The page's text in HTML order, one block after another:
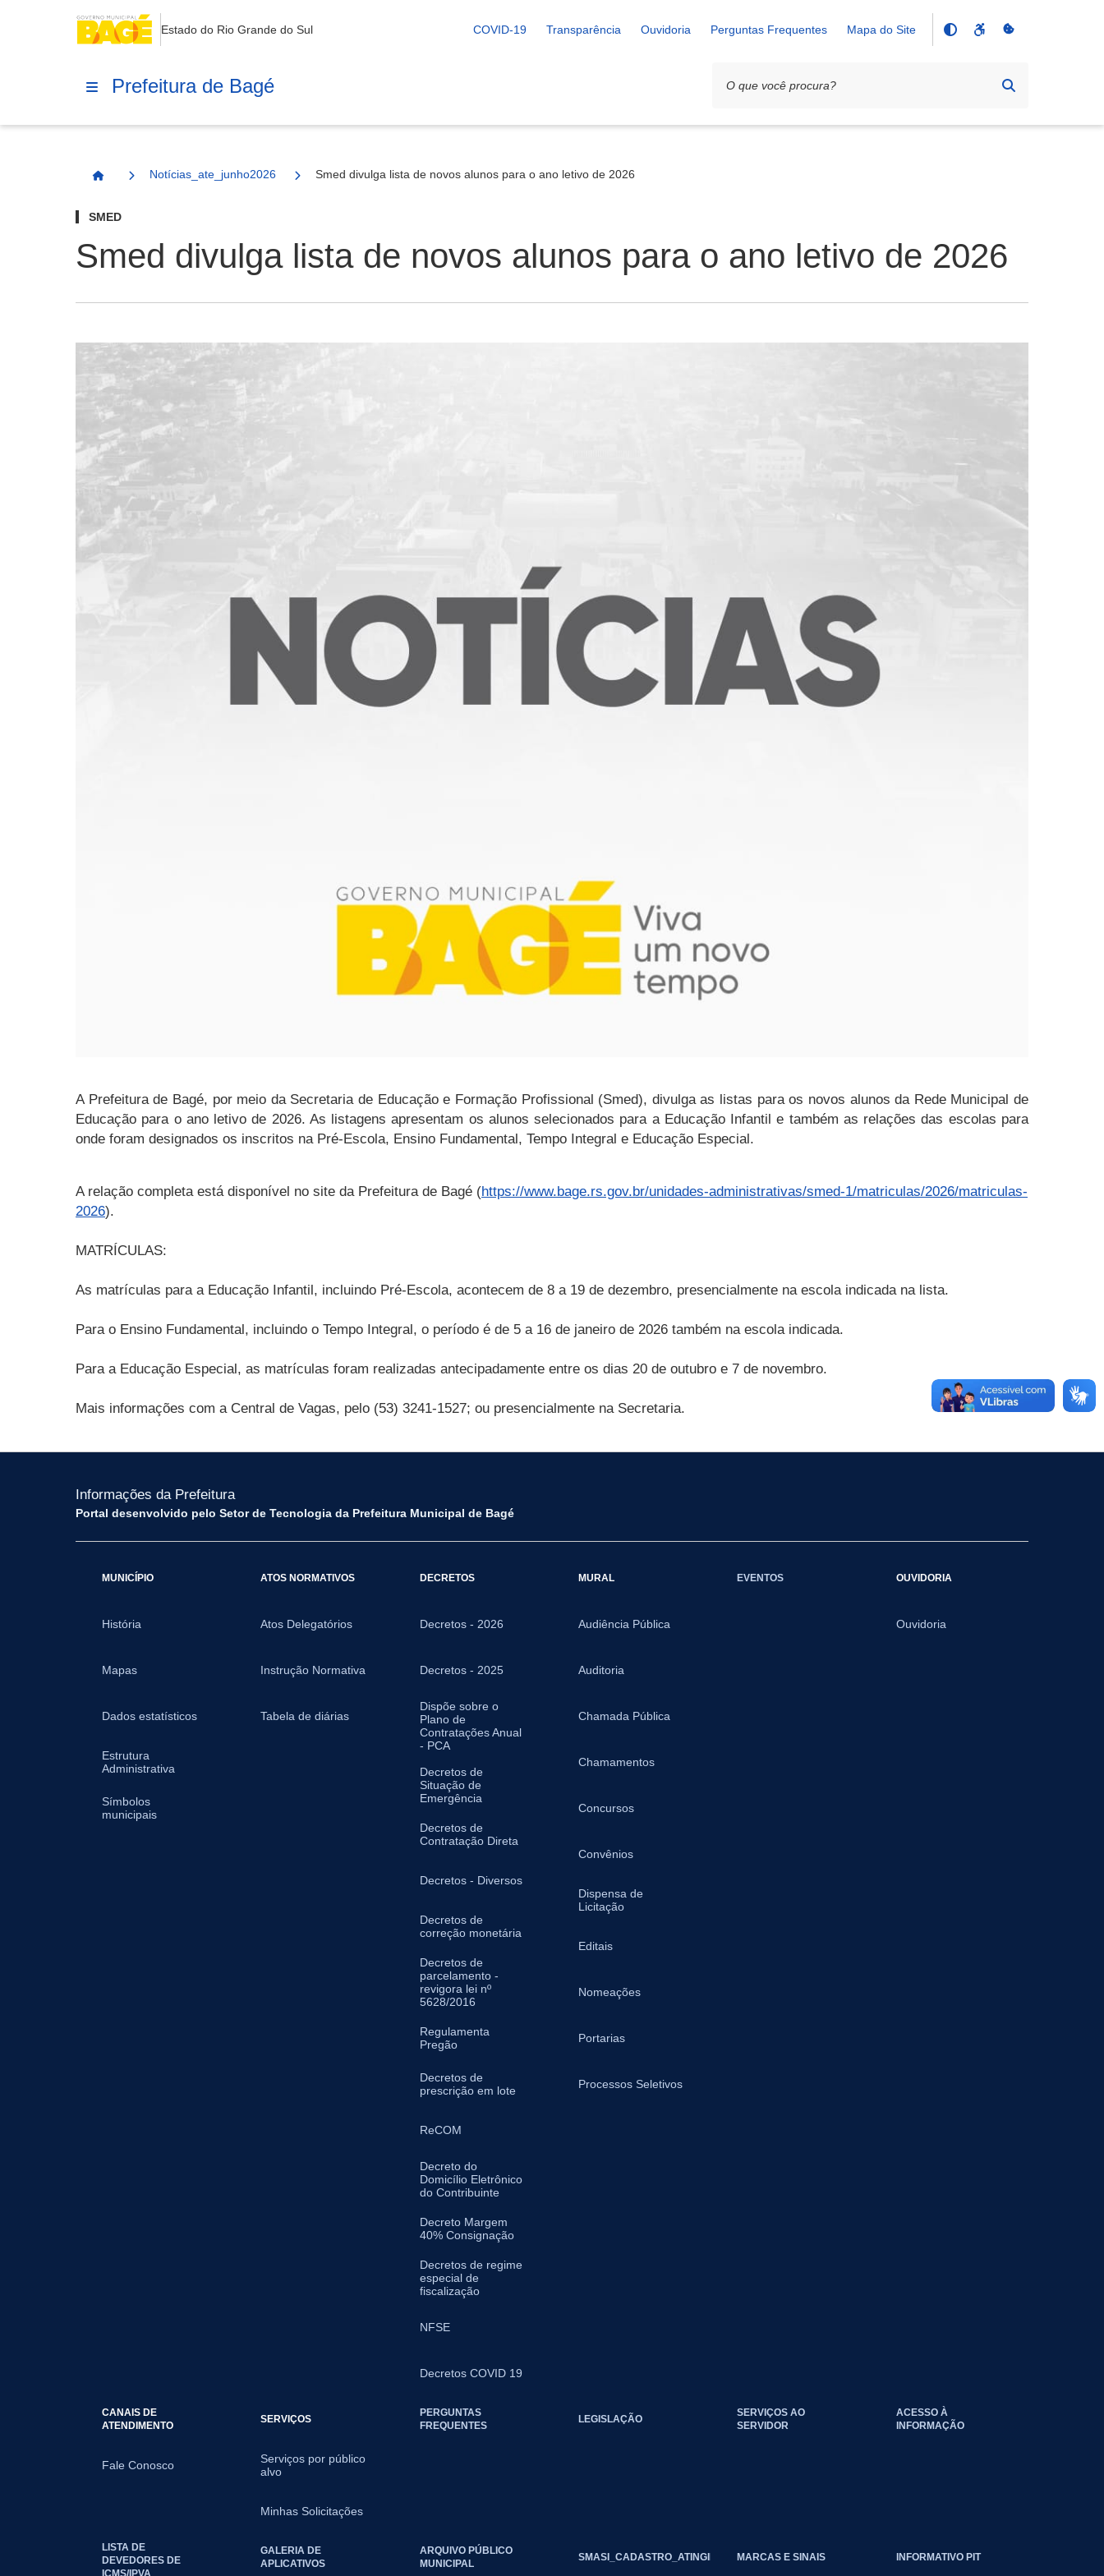
Estado do Rio Grande do Sul COVID-19 Transparência Ouvidoria Perguntas Frequentes Mapa do Site
Prefeitura de Bagé
Página Inicial
Notícias_ate_junho2026 Smed divulga lista de novos alunos para o ano letivo de 2026
SMED
Smed divulga lista de novos alunos para o ano letivo de 2026
A Prefeitura de Bagé, por meio da Secretaria de Educação e Formação Profissional (Smed), divulga as listas para os novos alunos da Rede Municipal de
Educação para o ano letivo de 2026. As listagens apresentam os alunos selecionados para a Educação Infantil e também as relações das escolas para
onde foram designados os inscritos na Pré-Escola, Ensino Fundamental, Tempo Integral e Educação Especial.
A relação completa está disponível no site da Prefeitura de Bagé (https://www.bage.rs.gov.br/unidades-administrativas/smed-1/matriculas/2026/matriculas-
2026).
MATRÍCULAS:
As matrículas para a Educação Infantil, incluindo Pré-Escola, acontecem de 8 a 19 de dezembro, presencialmente na escola indicada na lista.
Para o Ensino Fundamental, incluindo o Tempo Integral, o período é de 5 a 16 de janeiro de 2026 também na escola indicada.
Para a Educação Especial, as matrículas foram realizadas antecipadamente entre os dias 20 de outubro e 7 de novembro.
Mais informações com a Central de Vagas, pelo (53) 3241-1527; ou presencialmente na Secretaria.
Informações da Prefeitura
Portal desenvolvido pelo Setor de Tecnologia da Prefeitura Municipal de Bagé
MUNICÍPIO
História
Mapas
Dados estatísticos
Estrutura
Administrativa
Símbolos
municipais
ATOS NORMATIVOS
Atos Delegatórios
Instrução Normativa
Tabela de diárias
DECRETOS
Decretos - 2026
Decretos - 2025
Dispõe sobre o
Plano de
Contratações Anual
- PCA
Decretos de
Situação de
Emergência
Decretos de
Contratação Direta
Decretos - Diversos
Decretos de
correção monetária
Decretos de
parcelamento -
revigora lei nº
5628/2016
Regulamenta
Pregão
Decretos de
prescrição em lote
ReCOM
Decreto do
Domicílio Eletrônico
do Contribuinte
Decreto Margem
40% Consignação
Decretos de regime
especial de
fiscalização
NFSE
Decretos COVID 19
MURAL
Audiência Pública
Auditoria
Chamada Pública
Chamamentos
Concursos
Convênios
Dispensa de
Licitação
Editais
Nomeações
Portarias
Processos Seletivos
EVENTOS OUVIDORIA
Ouvidoria
CANAIS DE
ATENDIMENTO
Fale Conosco
SERVIÇOS
Serviços por público
alvo
Minhas Solicitações
PERGUNTAS
FREQUENTES
LEGISLAÇÃO
SERVIÇOS AO
SERVIDOR
ACESSO À
INFORMAÇÃO
LISTA DE
DEVEDORES DE
ICMS/IPVA
GALERIA DE
APLICATIVOS
ARQUIVO PÚBLICO
MUNICIPAL
SMASI_CADASTRO_ATINGIDOS_EVENTOS_CLIMATICOS
MARCAS E SINAIS INFORMATIVO PIT